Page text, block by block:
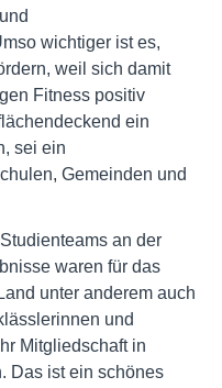
wichtiger ist es,
weil sich damit
Fitness positiv
ein
sei ein
Gemeinden und
an der
waren für das
unter anderem auch
und
Mitgliedschaft in
Das ist ein schönes